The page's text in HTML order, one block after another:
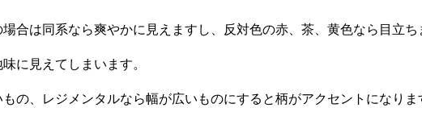
合は同系なら爽やかに見えますし、反対色の赤、茶、黄色なら目立ち
に見えてしまいます。
もの、レジメンタルなら幅が広いものにすると柄がアクセントになりま